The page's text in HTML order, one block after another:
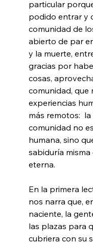
particular
podido entrar y
comunidad de
abierto de par
y la muerte,
gracias por
cosas,
comunidad, que
experiencias
más remotos:
comunidad no
humana, sino
sabiduría misma
eterna.
En la primera
nos narra que,
naciente, la
las plazas para
cubriera con su